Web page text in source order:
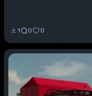
1 0 0